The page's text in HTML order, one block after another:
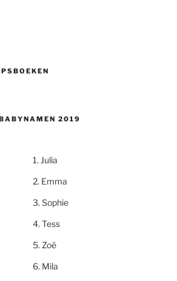
2019
Julia
Emma
Sophie
Tess
Zoë
Mila